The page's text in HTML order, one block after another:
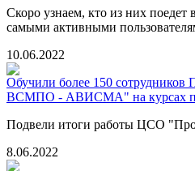
Скоро узнаем, кто из них поедет
самыми активными
10.06.2022
Обучили более 150
ВСМПО - АВИСМА" на курсах
Подвели итоги работы ЦСО
8.06.2022